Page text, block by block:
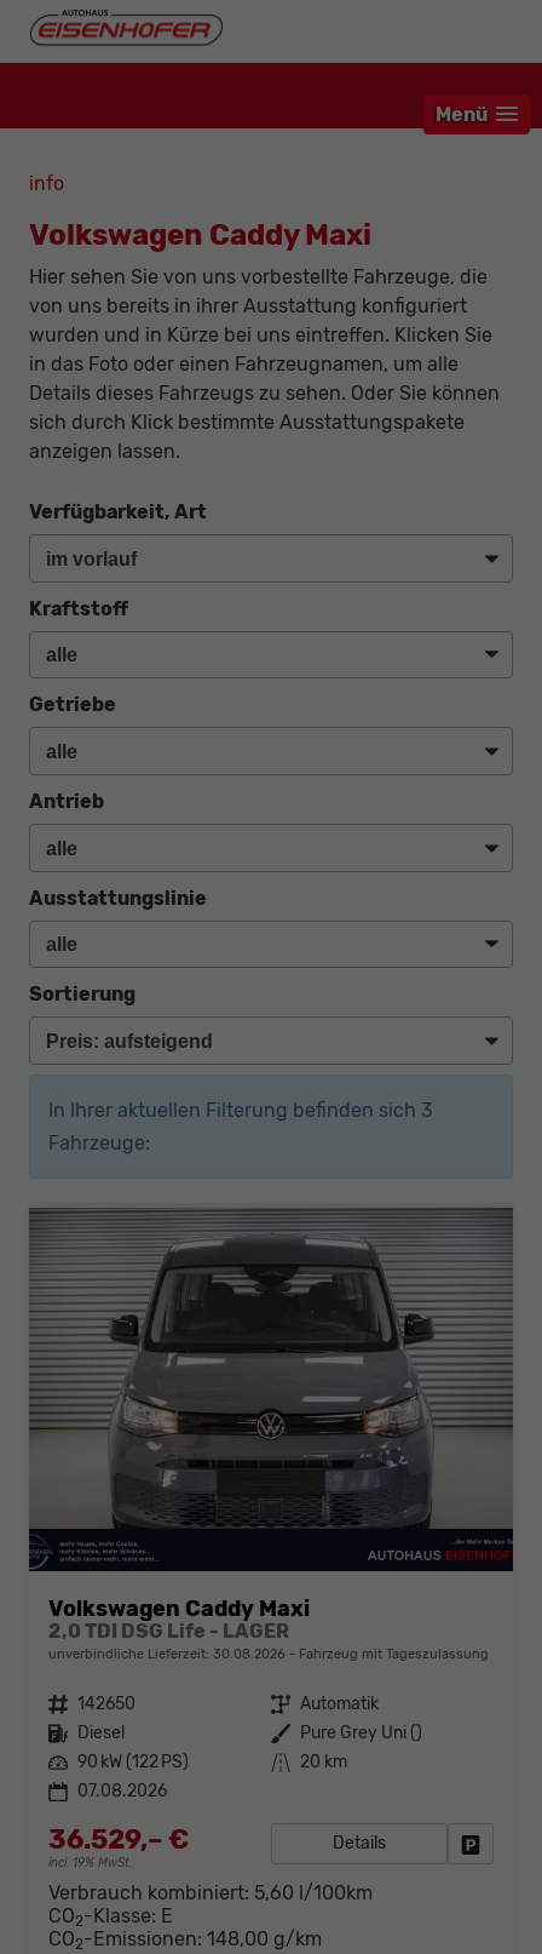
Menü
info
Volkswagen Caddy Maxi
Hier sehen Sie von uns vorbestellte Fahrzeuge, die
von uns bereits in ihrer Ausstattung konfiguriert
wurden und in Kürze bei uns eintreffen. Klicken Sie
in das Foto oder einen Fahrzeugnamen, um alle
Details dieses Fahrzeugs zu sehen. Oder Sie können
sich durch Klick bestimmte Ausstattungspakete
anzeigen lassen.
Verfügbarkeit, Art
Kraftstoff
Getriebe
Antrieb
Ausstattungslinie
Sortierung
In Ihrer aktuellen Filterung befinden sich 3
Fahrzeuge:
Volkswagen Caddy Maxi
2,0 TDI DSG Life - LAGER
unverbindliche Lieferzeit: 30.08.2026 Fahrzeug mit Tageszulassung
Fahrzeugnr. 142650 Getriebe Automatik
Kraftstoff Diesel Außenfarbe Pure Grey Uni ()
Leistung 90 kW (122 PS) Kilometerstand 20 km
07.08.2026
36.529,– €
incl. 19% MwSt.
Details
Verbrauch kombiniert: 5,60 l/100km
CO2-Klasse: E
CO2-Emissionen: 148,00 g/km